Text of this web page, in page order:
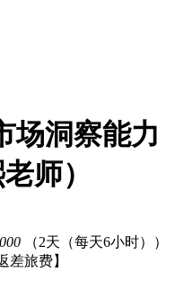
场洞察能力
师）
（2天（每天6小时））
差旅费】